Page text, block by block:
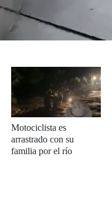
Motociclista es
arrastrado con su
familia por el río